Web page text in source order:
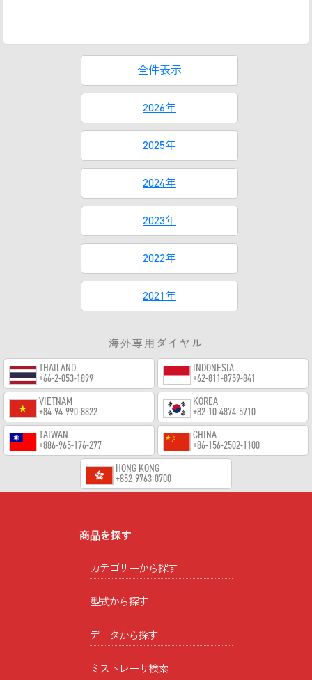
全件表示
2026年
2025年
2024年
2023年
2022年
2021年
海外専用ダイヤル
THAILAND
+66-2-053-1899
INDONESIA
+62-811-8759-841
VIETNAM
+84-94-990-8822
KOREA
+82-10-4874-5710
TAIWAN
+886-965-176-277
CHINA
+86-156-2502-1100
HONG KONG
+852-9763-0700
商品を探す
カテゴリーから探す
型式から探す
データから探す
ミストレーサ検索